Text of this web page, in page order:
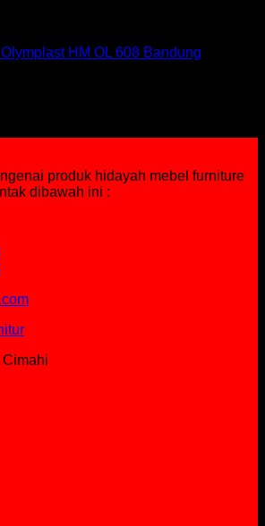
HM OL 608 Bandung
produk hidayah mebel furniture
dibawah ini :
Cimahi